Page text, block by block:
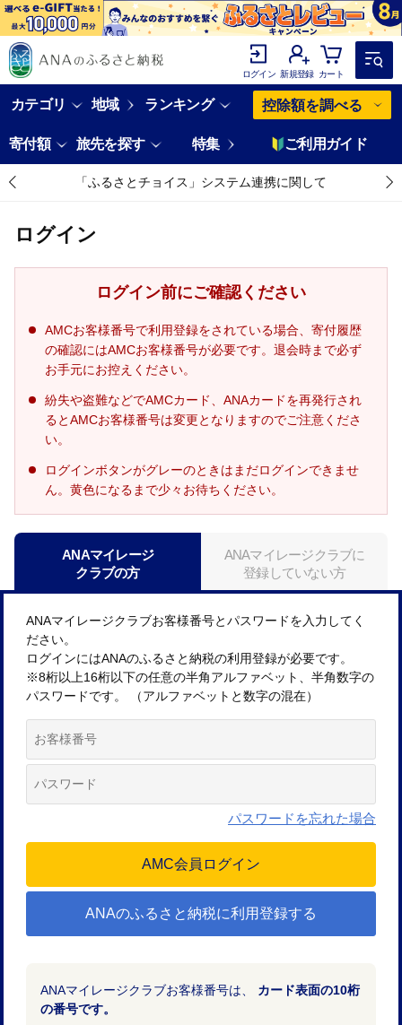
ログイン 新規登録 カート
カテゴリ 地域 ランキング 控除額を調べる
寄付額 旅先を探す 特集 ご利用ガイド
「ふるさとチョイス」システム連携に関して
ログイン
ログイン前にご確認ください
AMCお客様番号で利用登録をされている場合、寄付履歴
の確認にはAMCお客様番号が必要です。退会時まで必ず
お手元にお控えください。
紛失や盗難などでAMCカード、ANAカードを再発行され
るとAMCお客様番号は変更となりますのでご注意くださ
い。
ログインボタンがグレーのときはまだログインできませ
ん。黄色になるまで少々お待ちください。
ANAマイレージ
クラブの方
ANAマイレージクラブに
登録していない方
ANAマイレージクラブお客様番号とパスワードを入力してく
ださい。
ログインにはANAのふるさと納税の利用登録が必要です。
※8桁以上16桁以下の任意の半角アルファベット、半角数字の
パスワードです。 （アルファベットと数字の混在）
パスワードを忘れた場合
ANAのふるさと納税に利用登録する
ANAマイレージクラブお客様番号は、 カード表面の10桁
の番号です。